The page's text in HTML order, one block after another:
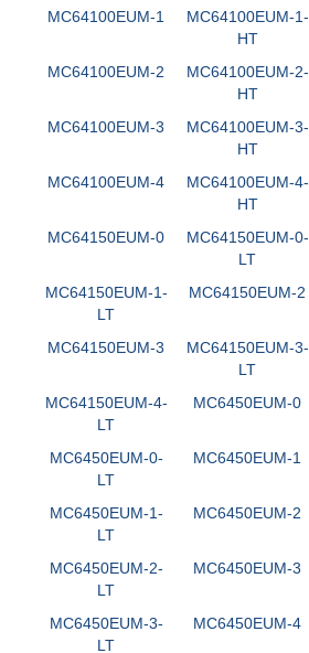
MC64100EUM-1
MC64100EUM-1-
HT
MC64100EUM-2
MC64100EUM-2-
HT
MC64100EUM-3
MC64100EUM-3-
HT
MC64100EUM-4
MC64100EUM-4-
HT
MC64150EUM-0
MC64150EUM-0-
LT
MC64150EUM-1-
LT
MC64150EUM-2
MC64150EUM-3
MC64150EUM-3-
LT
MC64150EUM-4-
LT
MC6450EUM-0
MC6450EUM-0-
LT
MC6450EUM-1
MC6450EUM-1-
LT
MC6450EUM-2
MC6450EUM-2-
LT
MC6450EUM-3
MC6450EUM-3-
LT
MC6450EUM-4